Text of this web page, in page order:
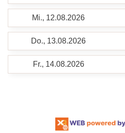
Mi., 12.08.2026
Do., 13.08.2026
Fr., 14.08.2026